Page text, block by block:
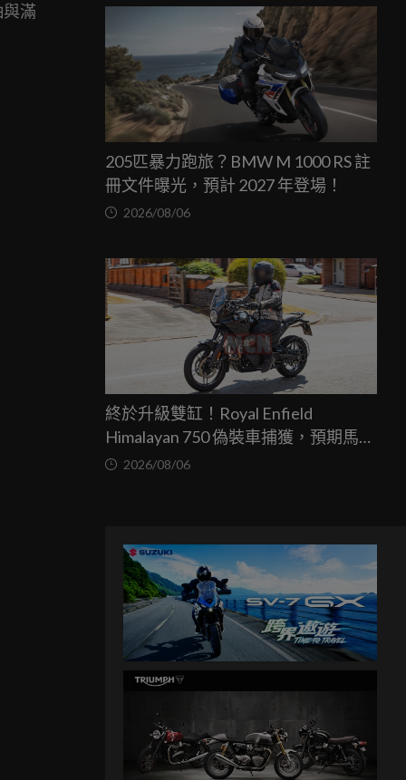
滿
205匹暴力跑旅？BMW M 1000 RS 註
冊文件曝光，預計 2027 年登場！
2026/08/06
終於升級雙缸！Royal Enfield
Himalayan 750 偽裝車捕獲，預期馬力
突破67匹，最快米蘭車展亮相
2026/08/06